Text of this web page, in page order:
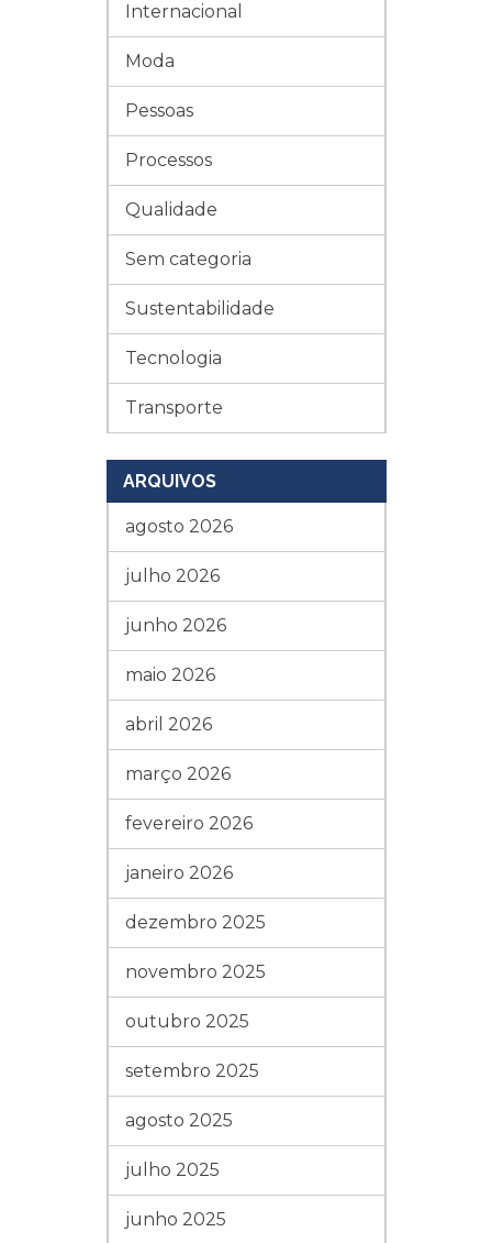
Internacional
Moda
Pessoas
Processos
Qualidade
Sem categoria
Sustentabilidade
Tecnologia
Transporte
ARQUIVOS
agosto 2026
julho 2026
junho 2026
maio 2026
abril 2026
março 2026
fevereiro 2026
janeiro 2026
dezembro 2025
novembro 2025
outubro 2025
setembro 2025
agosto 2025
julho 2025
junho 2025